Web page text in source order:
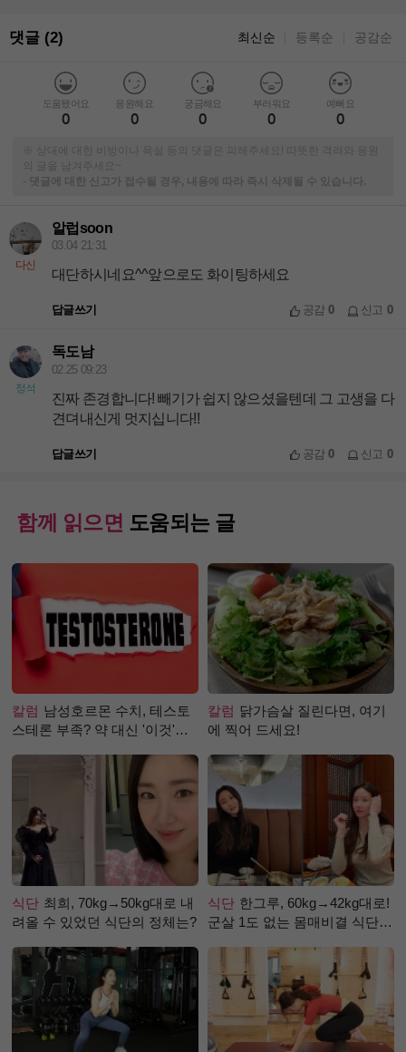
댓글 (2) 최신순 등록순 공감순
도움됐어요
0
응원해요
0
궁금해요
0
부러워요
0
예뻐요
0
※ 상대에 대한 비방이나 욕설 등의 댓글은 피해주세요! 따뜻한 격려와 응원
의 글을 남겨주세요~
-
댓글에 대한 신고가 접수될 경우, 내용에 따라 즉시 삭제될 수 있습니다.
다신
알럽soon
03.04 21:31
대단하시네요^^앞으로도 화이팅하세요
답글쓰기 공감0 신고 0
정석
독도남
02.25 09:23
진짜 존경합니다! 빼기가 쉽지 않으셨을텐데 그 고생을 다
견뎌내신게 멋지십니다!!
답글쓰기 공감0 신고 0
함께 읽으면 도움되는 글
칼럼 남성호르몬 수치, 테스토
스테론 부족? 약 대신 '이것'으
칼럼 닭가슴살 질린다면, 여기
에 찍어 드세요!
식단 최희, 70kg→50kg대로 내
려올 수 있었던 식단의 정체는?
식단 한그루, 60kg→42kg대로!
군살 1도 없는 몸매비결 식단